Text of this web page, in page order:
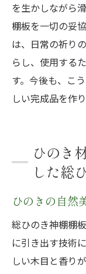
を生かしながら
棚板を一切の妥
は、日常の祈り
らし、使用する
す。今後も、こ
しい完成品を作
ひのき
した総
ひのきの自然
総ひのき神棚棚
に引き出す技術
しい木目と香り